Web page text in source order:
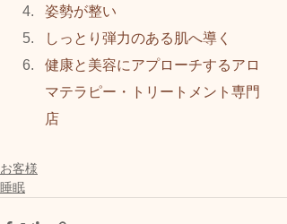
姿勢が整い
しっとり弾力のある肌へ導く
健康と美容にアプローチするアロ
マテラピー・トリートメント専門
店
お客様
睡眠